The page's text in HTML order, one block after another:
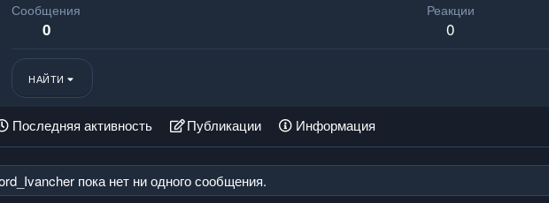
Сообщения
0
Реакции
0
НАЙТИ
Последняя активность Публикации Информация
пока нет ни одного сообщения.